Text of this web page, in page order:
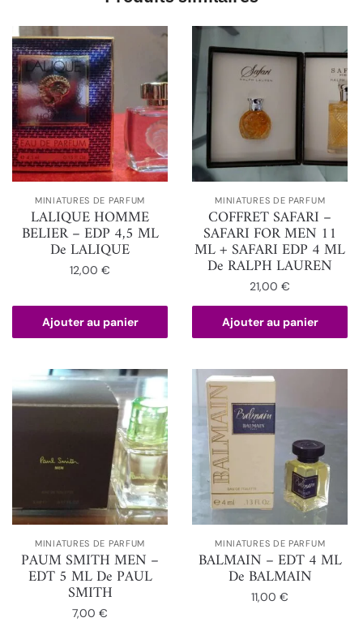
MINIATURES DE PARFUM
LALIQUE HOMME
BELIER – EDP 4,5 ML
De LALIQUE
12,00€
Ajouter au panier
MINIATURES DE PARFUM
COFFRET SAFARI –
SAFARI FOR MEN 11
ML + SAFARI EDP 4 ML
De RALPH LAUREN
21,00€
Ajouter au panier
MINIATURES DE PARFUM
PAUM SMITH MEN –
EDT 5 ML De PAUL
SMITH
7,00€
MINIATURES DE PARFUM
BALMAIN – EDT 4 ML
De BALMAIN
11,00€